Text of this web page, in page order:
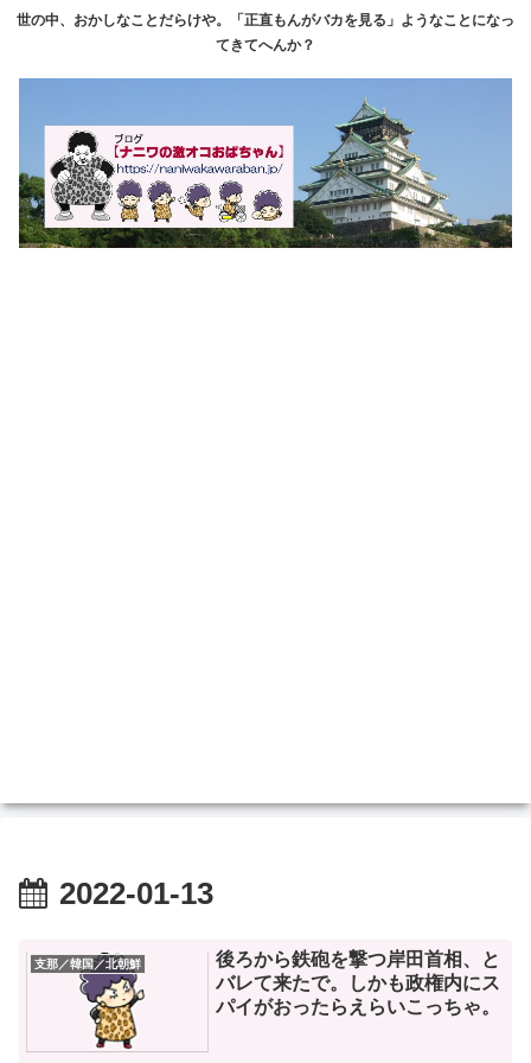
世の中、おかしなことだらけや。「正直もんがバカを見る」ようなことになっ
てきてへんか？
2022-01-13
支那／韓国／北朝鮮
後ろから鉄砲を撃つ岸田首相、と
バレて来たで。しかも政権内にス
パイがおったらえらいこっちゃ。